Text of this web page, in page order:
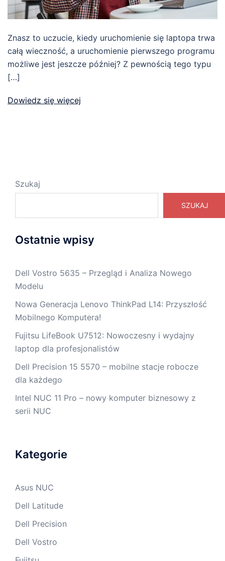
Znasz to uczucie, kiedy uruchomienie się laptopa trwa
całą wieczność, a uruchomienie pierwszego programu
możliwe jest jeszcze później? Z pewnością tego typu
[…]
Dowiedz się więcej
Szukaj
SZUKAJ
Ostatnie wpisy
Dell Vostro 5635 – Przegląd i Analiza Nowego
Modelu
Nowa Generacja Lenovo ThinkPad L14: Przyszłość
Mobilnego Komputera!
Fujitsu LifeBook U7512: Nowoczesny i wydajny
laptop dla profesjonalistów
Dell Precision 15 5570 – mobilne stacje robocze
dla każdego
Intel NUC 11 Pro – nowy komputer biznesowy z
serii NUC
Kategorie
Asus NUC
Dell Latitude
Dell Precision
Dell Vostro